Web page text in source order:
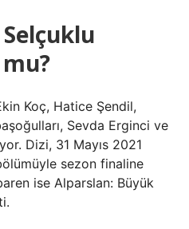
Koç, Hatice Şendil,
Sevda Erginci ve
Dizi, 31 Mayıs 2021
sezon finaline
ise Alparslan: Büyük